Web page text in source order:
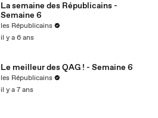
La semaine des Républicains -
Semaine 6
les Républicains
il y a 6 ans
Le meilleur des QAG ! - Semaine 6
les Républicains
il y a 7 ans